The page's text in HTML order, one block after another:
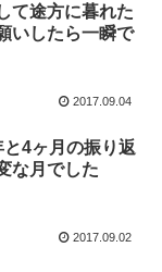
て途方に暮れた
いしたら一瞬で
2017.09.04
と4ヶ月の振り返
な月でした
2017.09.02